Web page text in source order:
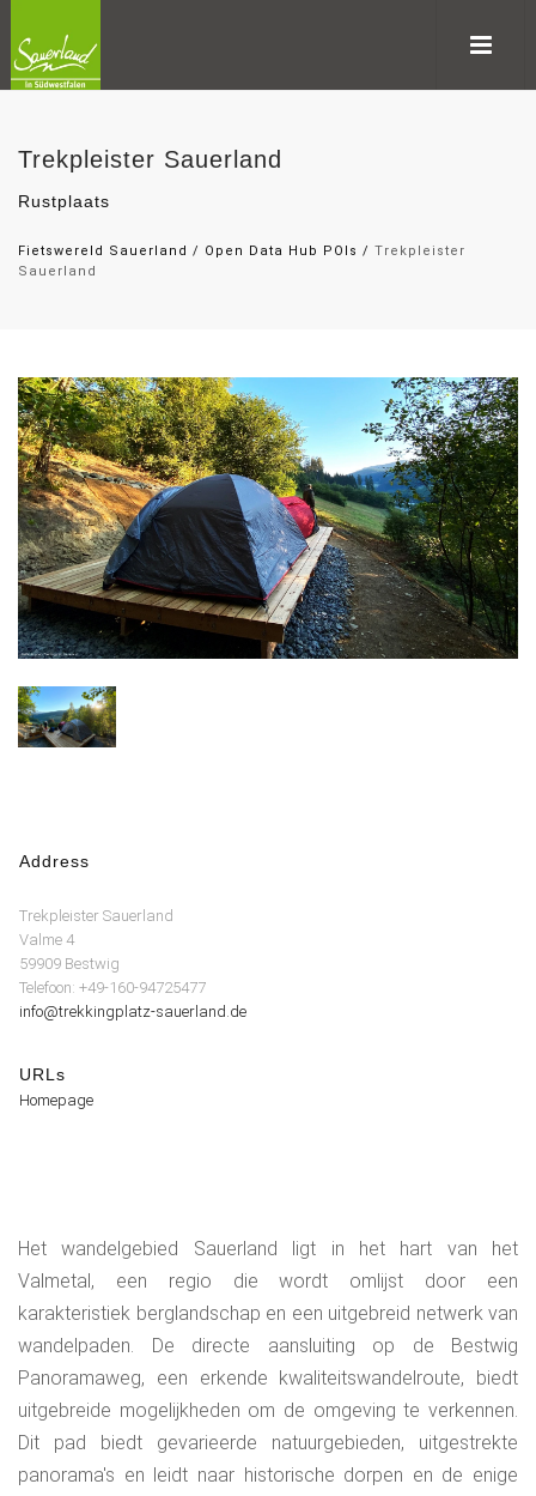
Trekpleister Sauerland
Rustplaats
Fietswereld Sauerland / Open Data Hub POIs / Trekpleister
Sauerland
Address
Trekpleister Sauerland
Valme 4
59909 Bestwig
Telefoon: +49-160-94725477
info@trekkingplatz-sauerland.de
URLs
Homepage
Het wandelgebied Sauerland ligt in het hart van het
Valmetal, een regio die wordt omlijst door een
karakteristiek berglandschap en een uitgebreid netwerk van
wandelpaden. De directe aansluiting op de Bestwig
Panoramaweg, een erkende kwaliteitswandelroute, biedt
uitgebreide mogelijkheden om de omgeving te verkennen.
Dit pad biedt gevarieerde natuurgebieden, uitgestrekte
panorama's en leidt naar historische dorpen en de enige